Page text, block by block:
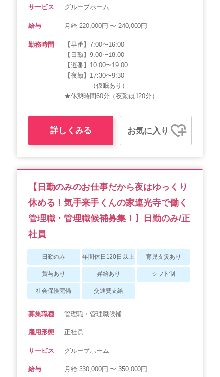
サービス グループホーム
給与 月給 220,000円 〜 240,000円
勤務時間
【早番】7:00〜16:00
【日勤】9:00〜18:00
【遅番】10:00〜19:00
【夜勤】17:30〜9:30
（仮眠あり）
★休憩時間60分（夜勤は120分）
詳しくみる お気に入り
【日勤のみのお仕事だから夜はゆっくり
休める！気手来手くんの家連光寺で働く
管理職・管理職候補募集！】日勤のみ/正
社員
日勤のみ 年間休日120日以上 育児支援あり
賞与あり 昇給あり シフト制
社会保険完備 交通費支給
募集職種 管理職・管理職候補
雇用形態 正社員
サービス グループホーム
給与 月給 330,000円 〜 350,000円